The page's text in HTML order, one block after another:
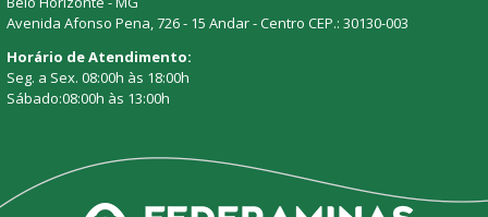
Avenida Afonso Pena, 726 - 15 Andar - Centro CEP.: 30130-003
Horário de Atendimento:
Seg. a Sex. 08:00h às 18:00h
Sábado:08:00h às 13:00h